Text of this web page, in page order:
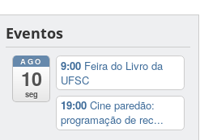
Eventos
AGO
10
seg
9:00 Feira do Livro da
UFSC
19:00Cine paredão:
programação de rec...